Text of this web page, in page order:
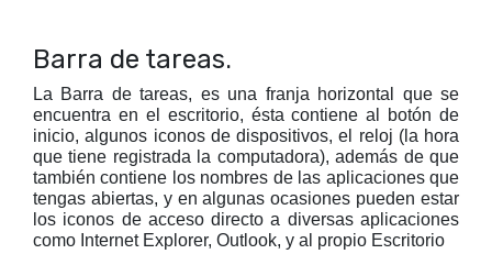
Barra de tareas.
La Barra de tareas, es una franja horizontal que se
encuentra en el escritorio, ésta contiene al botón de
inicio, algunos iconos de dispositivos, el reloj (la hora
que tiene registrada la computadora), además de que
también contiene los nombres de las aplicaciones que
tengas abiertas, y en algunas ocasiones pueden estar
los iconos de acceso directo a diversas aplicaciones
como Internet Explorer, Outlook, y al propio Escritorio